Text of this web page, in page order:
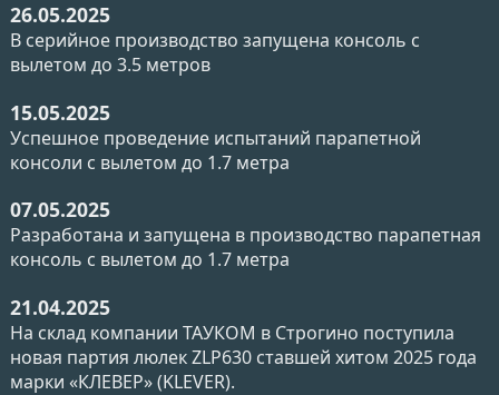
26.05.2025
В серийное производство запущена консоль с
вылетом до 3.5 метров
15.05.2025
Успешное проведение испытаний парапетной
консоли с вылетом до 1.7 метра
07.05.2025
Разработана и запущена в производство парапетная
консоль с вылетом до 1.7 метра
21.04.2025
На склад компании ТАУКОМ в Строгино поступила
новая партия люлек ZLP630 ставшей хитом 2025 года
марки «КЛЕВЕР» (KLEVER).